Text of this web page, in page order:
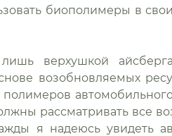
биополимеры в
верхушкой
возобновляемых
рассматривать все
я надеюсь увидеть